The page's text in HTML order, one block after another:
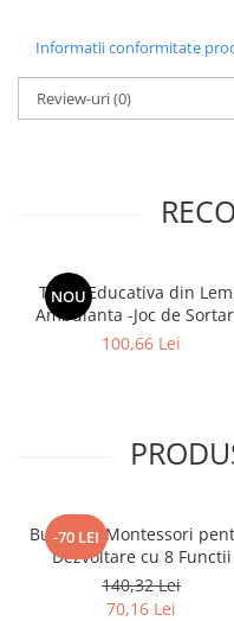
Informatii conformitate
Review-uri(0)
NOU
Tabla Educativa din
Ambulanta -Joc de
Cifre si Pescuit
100,66 Lei
-70 LEI
Busy Box Montessori
Dezvoltare cu 8 Functii
140,32 Lei
70,16 Lei